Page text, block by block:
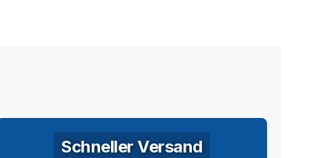
Schneller Versand